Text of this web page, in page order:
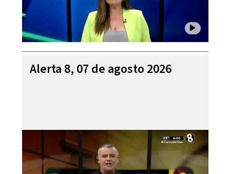
Alerta 8, 07 de agosto 2026